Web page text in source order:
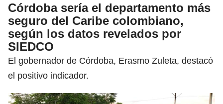
Córdoba sería el departamento más
seguro del Caribe colombiano,
según los datos revelados por
SIEDCO
El gobernador de Córdoba, Erasmo Zuleta, destacó
el positivo indicador.